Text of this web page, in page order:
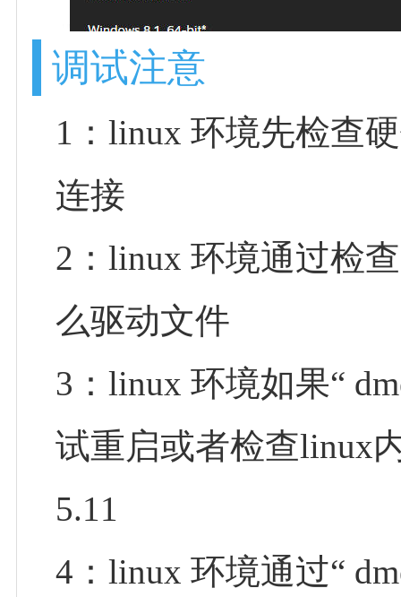
调试注意
1：linux 环境先检查
连接
2：linux 环境通过检
么驱动文件
3：linux 环境如果“
试重启或者检查linux
5.11
4：linux 环境通过“